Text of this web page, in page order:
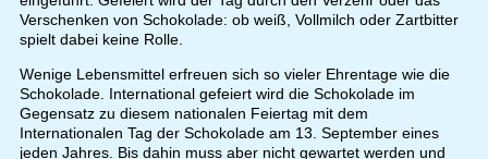
Verschenken von Schokolade: ob weiß, Vollmilch oder Zartbitter
spielt dabei keine Rolle.
Wenige Lebensmittel erfreuen sich so vieler Ehrentage wie die
Schokolade. International gefeiert wird die Schokolade im
Gegensatz zu diesem nationalen Feiertag mit dem
Internationalen Tag der Schokolade am 13. September eines
jeden Jahres. Bis dahin muss aber nicht gewartet werden und